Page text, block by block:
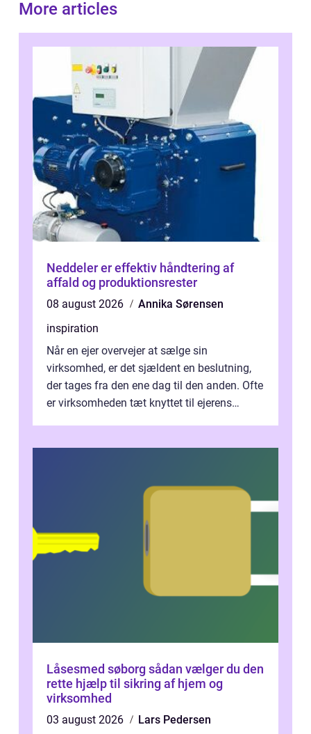
More articles
Neddeler er effektiv håndtering af
affald og produktionsrester
08 august 2026
Annika Sørensen
inspiration
Når en ejer overvejer at sælge sin
virksomhed, er det sjældent en beslutning,
der tages fra den ene dag til den anden. Ofte
er virksomheden tæt knyttet til ejerens
Låsesmed søborg sådan vælger du den
rette hjælp til sikring af hjem og
virksomhed
03 august 2026
Lars Pedersen